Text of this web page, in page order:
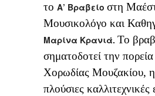
το Α’ Βραβείο στη
Μουσικολόγο και
Μαρίνα Κρανιά. Το
σηματοδοτεί την
Χορωδίας Μουζακίου, η
πλούσιες καλλιτεχνικές